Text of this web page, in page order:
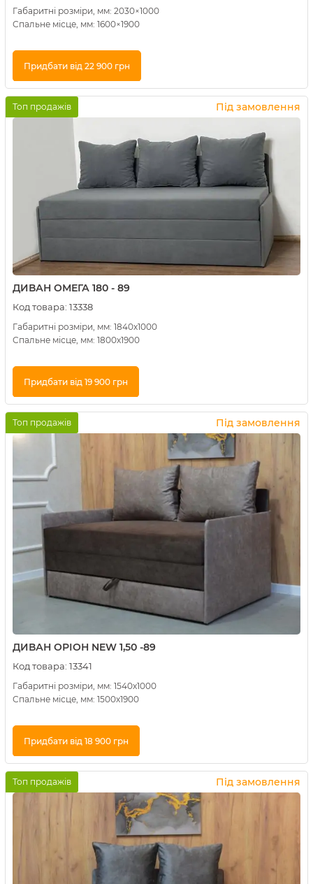
Габаритні розміри, мм: 2030×1000
Спальне місце, мм: 1600×1900
Придбати від 22 900 грн
Купити в 1 клік
Під замовлення
Топ продажів
ДИВАН ОМЕГА 180 - 89
Код товара: 13338
Габаритні розміри, мм: 1840х1000
Спальне місце, мм: 1800х1900
Придбати від 19 900 грн
Купити в 1 клік
Під замовлення
Топ продажів
ДИВАН ОРІОН NEW 1,50 -89
Код товара: 13341
Габаритні розміри, мм: 1540х1000
Спальне місце, мм: 1500х1900
Придбати від 18 900 грн
Купити в 1 клік
Під замовлення
Топ продажів